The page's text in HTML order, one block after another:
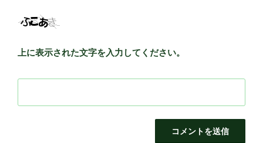
上に表示された文字を入力してください。